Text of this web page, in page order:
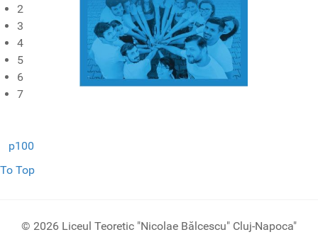
2
3
4
5
6
7
p100
To Top
© 2026 Liceul Teoretic "Nicolae Bălcescu" Cluj-Napoca"